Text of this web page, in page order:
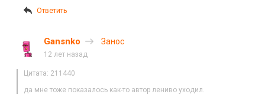
Ответить
Gansnko Занос
12 лет назад
Цитата: 211440
да мне тоже показалось как-то автор лениво уходил.